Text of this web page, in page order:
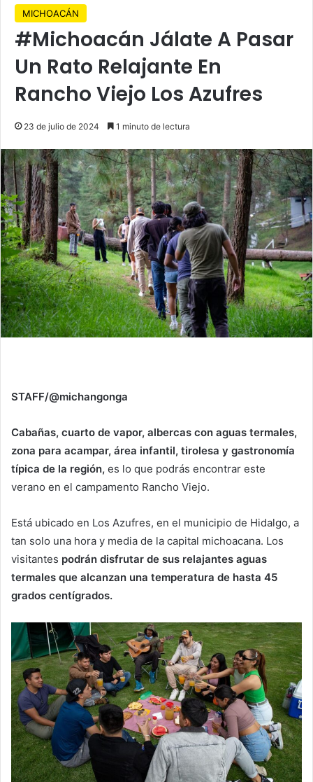
MICHOACÁN
#Michoacán Jálate A Pasar
Un Rato Relajante En
Rancho Viejo Los Azufres
23 de julio de 2024 1 minuto de lectura
STAFF/@michangonga
Cabañas, cuarto de vapor, albercas con aguas termales,
zona para acampar, área infantil, tirolesa y gastronomía
típica de la región, es lo que podrás encontrar este
verano en el campamento Rancho Viejo.
Está ubicado en Los Azufres, en el municipio de Hidalgo, a
tan solo una hora y media de la capital michoacana. Los
visitantes podrán disfrutar de sus relajantes aguas
termales que alcanzan una temperatura de hasta 45
grados centígrados.